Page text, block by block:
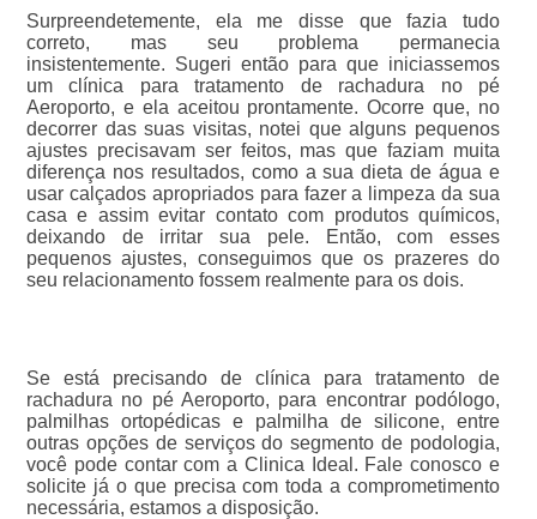
Surpreendetemente, ela me disse que fazia tudo
correto, mas seu problema permanecia
insistentemente. Sugeri então para que iniciassemos
um clínica para tratamento de rachadura no pé
Aeroporto, e ela aceitou prontamente. Ocorre que, no
decorrer das suas visitas, notei que alguns pequenos
ajustes precisavam ser feitos, mas que faziam muita
diferença nos resultados, como a sua dieta de água e
usar calçados apropriados para fazer a limpeza da sua
casa e assim evitar contato com produtos químicos,
deixando de irritar sua pele. Então, com esses
pequenos ajustes, conseguimos que os prazeres do
seu relacionamento fossem realmente para os dois.
Se está precisando de clínica para tratamento de
rachadura no pé Aeroporto, para encontrar podólogo,
palmilhas ortopédicas e palmilha de silicone, entre
outras opções de serviços do segmento de podologia,
você pode contar com a Clinica Ideal. Fale conosco e
solicite já o que precisa com toda a comprometimento
necessária, estamos a disposição.